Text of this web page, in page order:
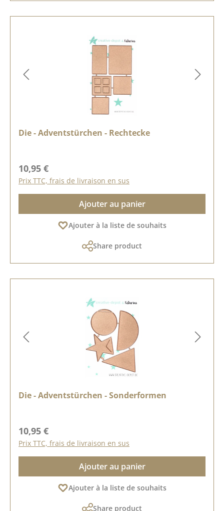
Die - Adventstürchen - Rechtecke
Prix régulier :
10,95 €
Prix TTC, frais de livraison en sus
Ajouter au panier
Ajouter à la liste de souhaits
Share product
Die - Adventstürchen - Sonderformen
Prix régulier :
10,95 €
Prix TTC, frais de livraison en sus
Ajouter au panier
Ajouter à la liste de souhaits
Share product